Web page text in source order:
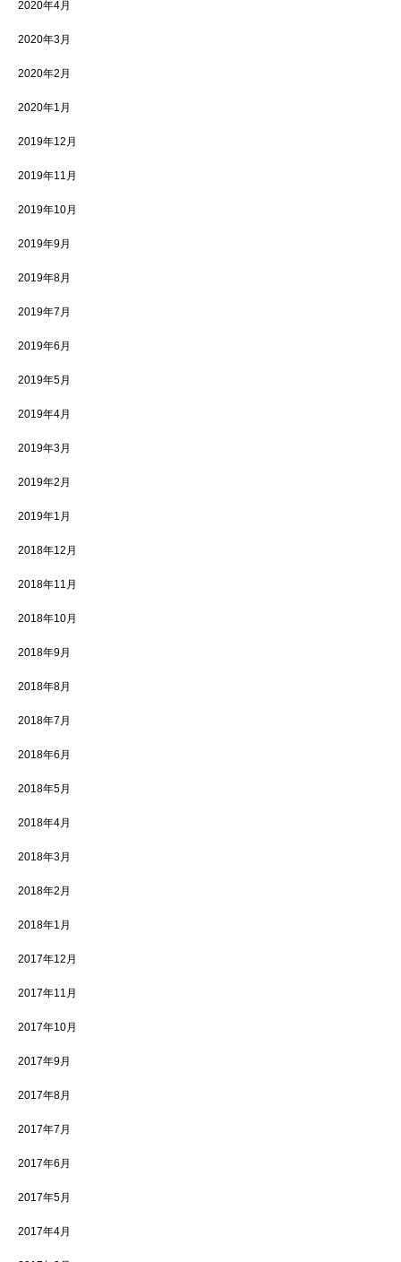
2020年4月
2020年3月
2020年2月
2020年1月
2019年12月
2019年11月
2019年10月
2019年9月
2019年8月
2019年7月
2019年6月
2019年5月
2019年4月
2019年3月
2019年2月
2019年1月
2018年12月
2018年11月
2018年10月
2018年9月
2018年8月
2018年7月
2018年6月
2018年5月
2018年4月
2018年3月
2018年2月
2018年1月
2017年12月
2017年11月
2017年10月
2017年9月
2017年8月
2017年7月
2017年6月
2017年5月
2017年4月